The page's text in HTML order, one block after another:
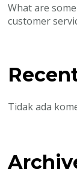
What are
customer
Tidak ada